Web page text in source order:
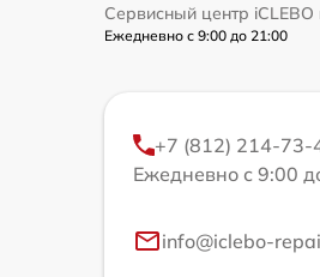
Сервисный центр iCLEBO
Ежедневно с 9:00 до 21:00
+7 (812) 214-73-
Ежедневно с 9:00
info@iclebo-